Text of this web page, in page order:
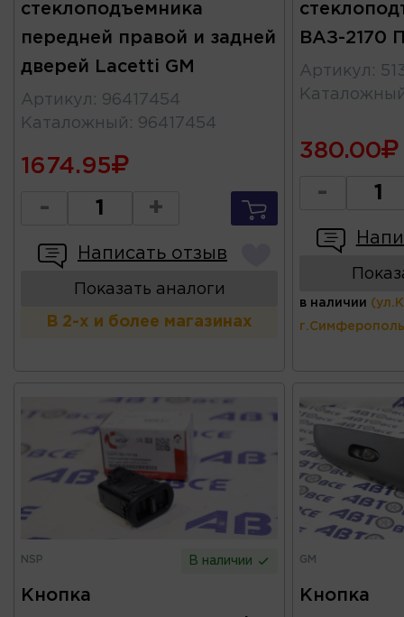
стеклоподъемника
передней правой и задней
дверей Lacetti GM
Артикул : 96417454
Каталожный : 96417454
1674.95
- +
Написать отзыв
Показать аналоги
В 2-х и более магазинах
ВАЗ-2170
Артикул :
380.00
-
в наличии
NSP В наличии
Кнопка
GM
Кнопка